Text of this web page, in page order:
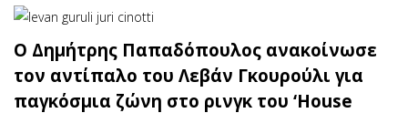
Ο Δημήτρης Παπαδόπουλος ανακοίνωσε
τον αντίπαλο του Λεβάν Γκουρούλι για
παγκόσμια ζώνη στο ρινγκ του ‘House